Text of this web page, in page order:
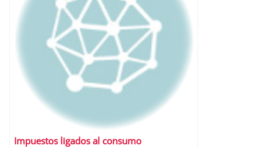
Impuestos ligados al consumo